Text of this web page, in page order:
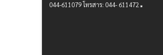
044-611079 โทรสาร: 044- 611472